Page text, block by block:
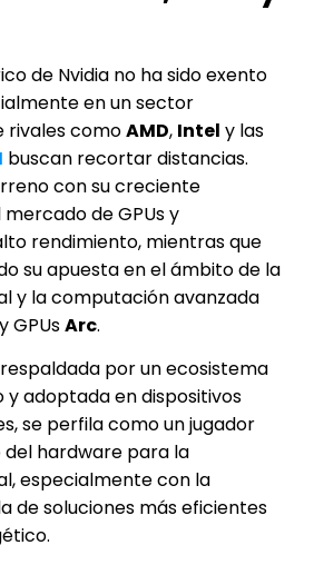
de Nvidia no ha sido exento
en un sector
rivales comoAMD, Intel y las
buscan recortar distancias.
con su creciente
de GPUs y
rendimiento, mientras que
su apuesta en el ámbito de la
y la computación avanzada
y GPUsArc.
respaldada por un ecosistema
y adoptada en dispositivos
se perfila como un jugador
hardware para la
especialmente con la
de soluciones más eficientes